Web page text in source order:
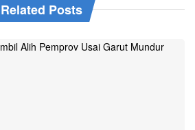
Related Posts